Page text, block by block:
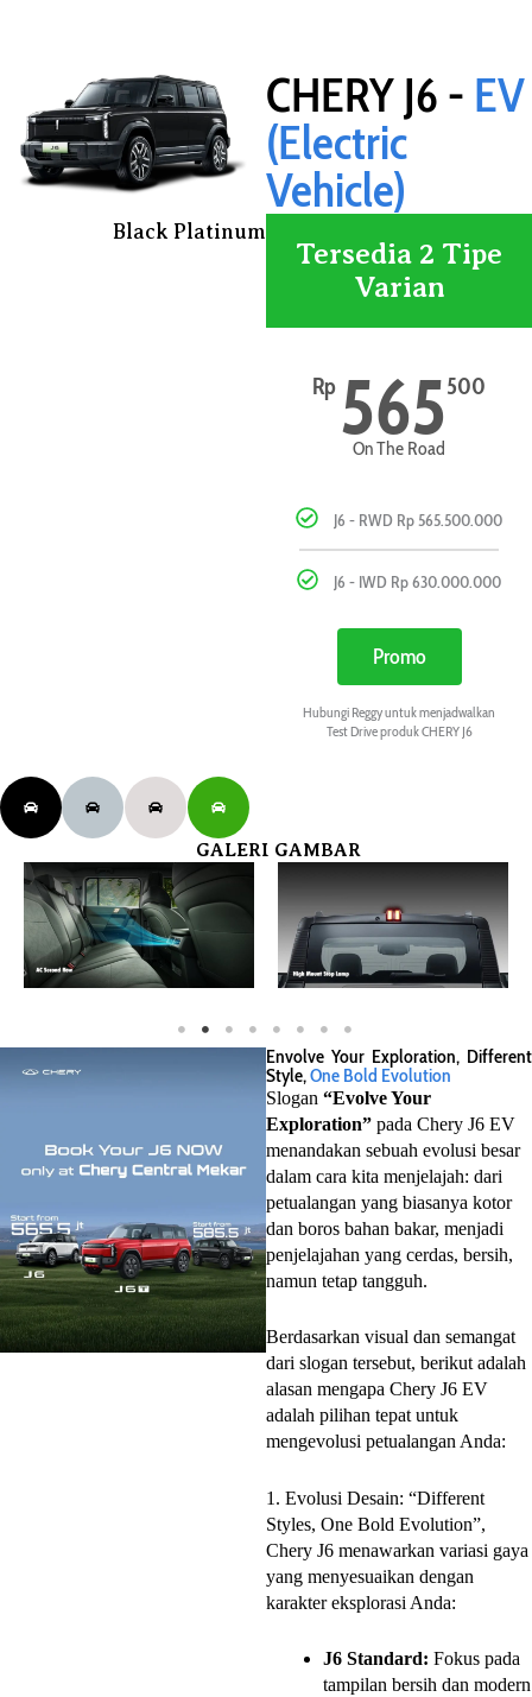
Black Platinum
CHERY J6 - EV
(Electric
Vehicle)
Tersedia 2 Tipe
Varian
Rp 565500
On The Road
J6 - RWD Rp 565.500.000
J6 - IWD Rp 630.000.000
Promo
Hubungi Reggy untuk menjadwalkan
Test Drive produk CHERY J6
GALERI GAMBAR
Envolve Your Exploration, Different
Style,One Bold Evolution
Slogan “Evolve Your
Exploration” pada Chery J6 EV
menandakan sebuah evolusi besar
dalam cara kita menjelajah: dari
petualangan yang biasanya kotor
dan boros bahan bakar, menjadi
penjelajahan yang cerdas, bersih,
namun tetap tangguh.
Berdasarkan visual dan semangat
dari slogan tersebut, berikut adalah
alasan mengapa Chery J6 EV
adalah pilihan tepat untuk
mengevolusi petualangan Anda:
1. Evolusi Desain: “Different
Styles, One Bold Evolution”,
Chery J6 menawarkan variasi gaya
yang menyesuaikan dengan
karakter eksplorasi Anda:
J6 Standard: Fokus pada
tampilan bersih dan modern